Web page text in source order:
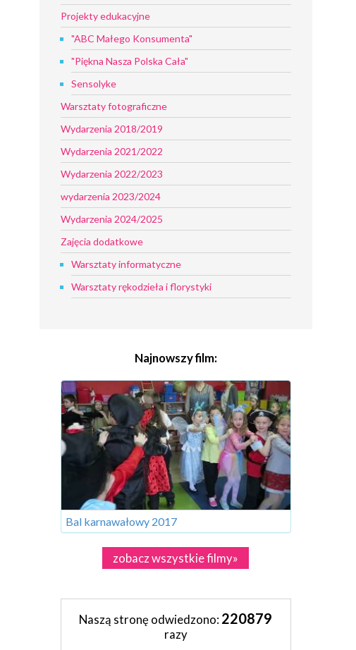
Projekty edukacyjne
"ABC Małego Konsumenta"
"Piękna Nasza Polska Cała"
Sensolyke
Warsztaty fotograficzne
Wydarzenia 2018/2019
Wydarzenia 2021/2022
Wydarzenia 2022/2023
wydarzenia 2023/2024
Wydarzenia 2024/2025
Zajęcia dodatkowe
Warsztaty informatyczne
Warsztaty rękodzieła i florystyki
Najnowszy film:
Bal karnawałowy 2017
zobacz wszystkie filmy»
Naszą stronę odwiedzono: 220879
razy